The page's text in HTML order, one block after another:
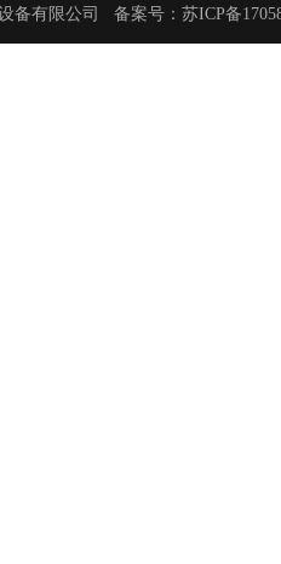
备有限公司 备案号： 苏ICP备